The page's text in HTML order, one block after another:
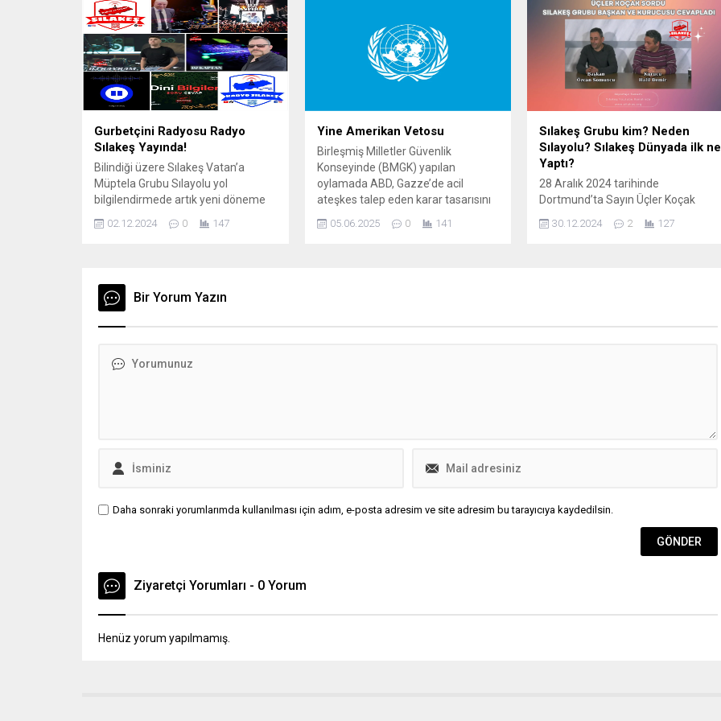
gecesi aniden rahatsızlandı.
Hastaneye kaldırılan aileden Kadir
Muhammet (6), Masal (3) ve anne
Çiğdem (27) yaşamını...
Bilgisi: Sınır kapılarındaki (Kapıkule,
İpsala vb.) bekleme sürelerini ve
gümrüklerdeki son durumu anlık
olarak aktararak gurbetçilerin daha
az beklemesini sağlar.Telsiz...
Gurbetçini Radyosu Radyo
Sılakeş Yayında!
Bilindiği üzere Sılakeş Vatan’a
Müptela Grubu Sılayolu yol
bilgilendirmede artık yeni döneme
geçiyor! Detaylar haberimizde…
Yıllardır Gurbetçilerimiz heleki
ödememelerinden dolayı, izin
sezonlarında değişik sosyal medya
grupları whatsapp veya telsiz
kapısı hakkında bilgi almaktalar...
02.12.2024 0 147
Yine Amerikan Vetosu
Birleşmiş Milletler Güvenlik
Konseyinde (BMGK) yapılan
oylamada ABD, Gazze’de acil
ateşkes talep eden karar tasarısını
veto etti. Metin Gazze’de acil
ateşkes, tüm İsrailli rehinelerin
Dorothy Shea, tasarıda ‘Hamas’ın
05.06.2025 0 141
Sılakeş Grubu kim? Neden
Sılayolu? Sılakeş Dünyada ilk ne
Yaptı?
28 Aralık 2024 tarihinde
Dortmund’ta Sayın Üçler Koçak
tarafından Sılakeş Grubu Başkanı
Özcan Somuncu ve Kurucusu Halil
gibi soruları Başkan Özcan
30.12.2024 2 127
Bir Yorum Yazın
Daha sonraki yorumlarımda kullanılması için adım, e-posta adresim ve site adresim bu tarayıcıya kaydedilsin.
Ziyaretçi Yorumları - 0 Yorum
Henüz yorum yapılmamış.